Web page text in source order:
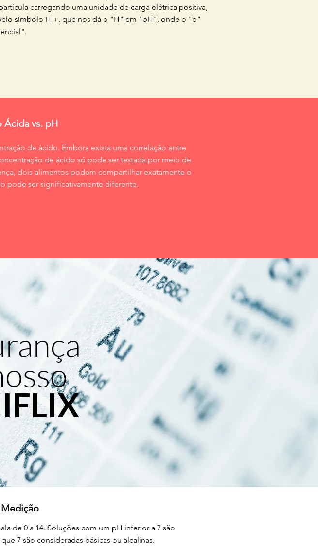
carregando uma unidade de carga elétrica positiva,
símbolo H +, que nos dá o "H" em "pH", onde o "p"
Ácida vs. pH
de ácido. Embora exista uma correlação entre
de ácido só pode ser testada por meio de
dois alimentos podem compartilhar exatamente o
pode ser significativamente diferente.
Medição
de 0 a 14. Soluções com um pH inferior a 7 são
7 são consideradas básicas ou alcalinas.